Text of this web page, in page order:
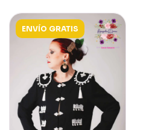
ENVÍO GRATIS